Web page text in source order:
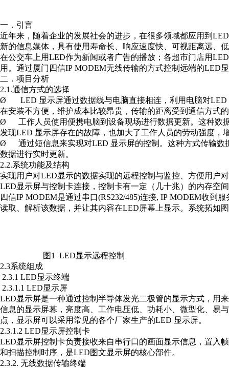
一．引言
近年来，随着企业的发展社会的进步，在很多领域都应用到
新的信息媒体，具有使用寿命长、响应速度快、可视距离远、
在公交车上用LED作为新闻或者广告的播放；各超市门店用
用。通过厦门四信IP MODEM无线传输的方式控制远端的LED
二．项目分析
2.1.通信方式的选择
Ø LED 显示屏通过数据线与电脑直接相连，利用电脑对
在安装不方便，维护成本比较昂贵，传输的距离受到通信方式
Ø 工作人员使用便携电脑到设备现场进行数据更新。这种数
发现LED 显示屏存在的故障，也加大了工作人员的劳动强度，
Ø 通过短信息来实现对LED 显示屏的控制。这种方式传输数
数据进行实时更新。
2.2.系统功能及结构
实现用户对LED显示的数据实现的远程控制与监控、方便用户
LED显示屏与控制卡连接，控制卡有一定（几十兆）的内存空
四信IP MODEM是通过串口(RS232/485)连接, IP MODEM收到
读取、解析该数据，并让其内容在LED屏幕上显示。系统拓如
图1 LED显示远程控制
2.3系统组成
2.3.1 LED显示终端
2.3.1.1 LED显示屏
LED显示屏是一种通过控制半导体发光二极管的显示方式，用
信息的显示屏幕，亮度高、工作电压低、功耗小、微型化、易
点，显示屏可以采用常见的各个厂家生产的LED 显示屏。
2.3.1.2 LED显示屏控制卡
LED显示屏控制卡负责接收来自串行口的画面显示信息，置入
和扫描控制时序，是LED图文显示屏的核心部件。
2.3.2. 无线数据传输终端